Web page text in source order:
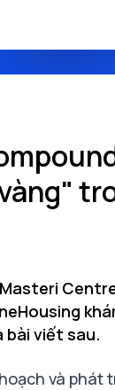
viết sau.
và phát